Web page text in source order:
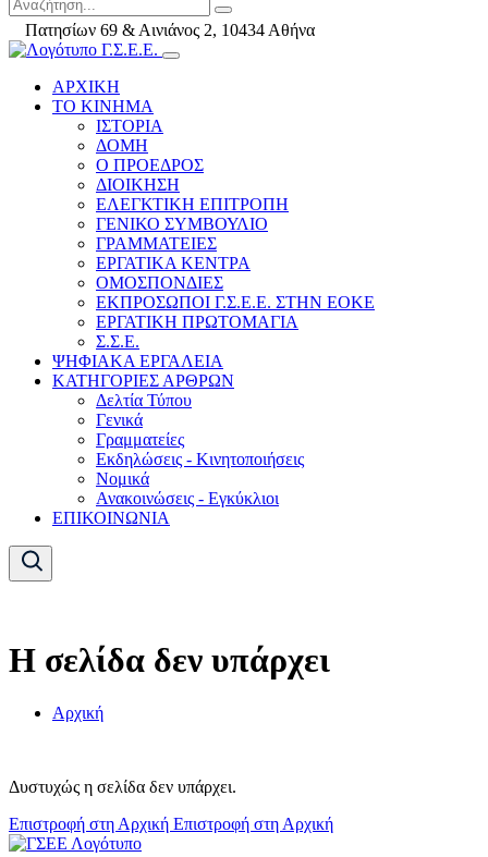
Πατησίων 69 & Αινιάνος 2, 10434 Αθήνα
ΑΡΧΙΚΗ
ΤΟ ΚΙΝΗΜΑ
ΙΣΤΟΡΙΑ
ΔΟΜΗ
Ο ΠΡΟΕΔΡΟΣ
ΔΙΟΙΚΗΣΗ
ΕΛΕΓΚΤΙΚΗ ΕΠΙΤΡΟΠΗ
ΓΕΝΙΚΟ ΣΥΜΒΟΥΛΙΟ
ΓΡΑΜΜΑΤΕΙΕΣ
ΕΡΓΑΤΙΚΑ ΚΕΝΤΡΑ
ΟΜΟΣΠΟΝΔΙΕΣ
ΕΚΠΡΟΣΩΠΟΙ Γ.Σ.Ε.Ε. ΣΤΗΝ ΕΟΚΕ
ΕΡΓΑΤΙΚΗ ΠΡΩΤΟΜΑΓΙΑ
Σ.Σ.Ε.
ΨΗΦΙΑΚΑ ΕΡΓΑΛΕΙΑ
ΚΑΤΗΓΟΡΙΕΣ ΑΡΘΡΩΝ
Δελτία Τύπου
Γενικά
Γραμματείες
Εκδηλώσεις - Κινητοποιήσεις
Νομικά
Ανακοινώσεις - Εγκύκλιοι
ΕΠΙΚΟΙΝΩΝΙΑ
Η σελίδα δεν υπάρχει
Αρχική
Δυστυχώς η σελίδα δεν υπάρχει.
Επιστροφή στη Αρχική Επιστροφή στη Αρχική